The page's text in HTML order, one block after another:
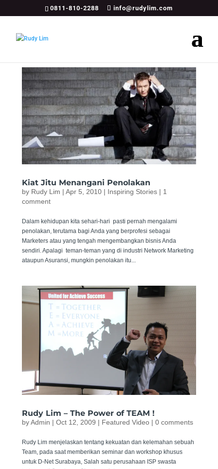
0811-810-2288 info@rudylim.com
Kiat Jitu Menangani Penolakan
by Rudy Lim | Apr 5, 2010| Inspiring Stories| 1
comment
Dalam kehidupan kita sehari-hari pasti pernah mengalami
penolakan, terutama bagi Anda yang berprofesi sebagai
Marketers atau yang tengah mengembangkan bisnis Anda
sendiri. Apalagi teman-teman yang di industri Network Marketing
ataupun Asuransi, mungkin penolakan itu...
Rudy Lim – The Power of TEAM !
byAdmin | Oct 12, 2009 | Featured Video| 0 comments
Rudy Lim menjelaskan tentang kekuatan dan kelemahan sebuah
Team, pada saat memberikan seminar dan workshop khusus
untuk D-Net Surabaya, Salah satu perusahaan ISP swasta